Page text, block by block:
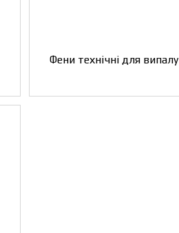
Фени технічні для випалу